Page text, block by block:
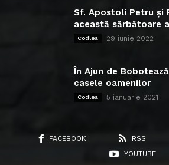
Sf. Apostoli Petru și
această sărbătoare
Codlea 29 iunie 2022
În Ajun de
casele oamenilor
Codlea 5 ianuarie 2021
FACEBOOK RSS
YOUTUBE